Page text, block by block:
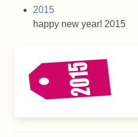
2015
happy new year! 2015